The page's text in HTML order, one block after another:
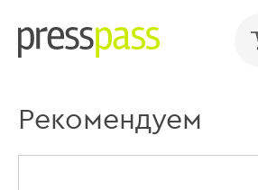
Рекомендуем